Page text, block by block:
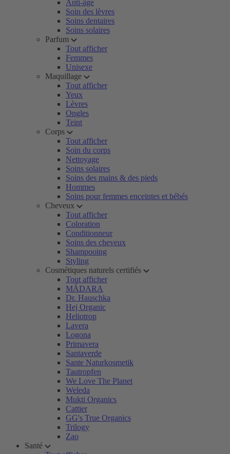
Anti-âge
Soin des lèvres
Soins dentaires
Soins solaires
Parfum
Tout afficher
Femmes
Unisexe
Maquillage
Tout afficher
Yeux
Lèvres
Ongles
Teint
Corps
Tout afficher
Soin du corps
Nettoyage
Soins solaires
Soins des mains & des pieds
Hommes
Soins pour femmes enceintes et bébés
Cheveux
Tout afficher
Coloration
Conditionneur
Soins des cheveux
Shampooing
Styling
Cosmétiques naturels certifiés
Tout afficher
MÁDARA
Dr. Hauschka
Hej Organic
Heliotrop
Lavera
Logona
Primavera
Santaverde
Sante Naturkosmetik
Tautropfen
We Love The Planet
Weleda
Mukti Organics
Cattier
GG's True Organics
Trilogy
Zao
Santé